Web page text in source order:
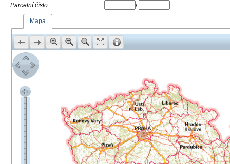
Parcelní číslo
/
Mapa